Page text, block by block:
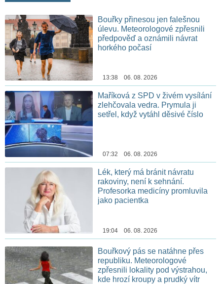
Bouřky přinesou jen falešnou
úlevu. Meteorologové zpřesnili
předpověď a oznámili návrat
horkého počasí
13:38 06. 08. 2026
Maříková z SPD v živém vysílání
zlehčovala vedra. Prymula ji
setřel, když vytáhl děsivé číslo
07:32 06. 08. 2026
Lék, který má bránit návratu
rakoviny, není k sehnání.
Profesorka medicíny promluvila
jako pacientka
19:04 06. 08. 2026
Bouřkový pás se natáhne přes
republiku. Meteorologové
zpřesnili lokality pod výstrahou,
kde hrozí kroupy a prudký vítr